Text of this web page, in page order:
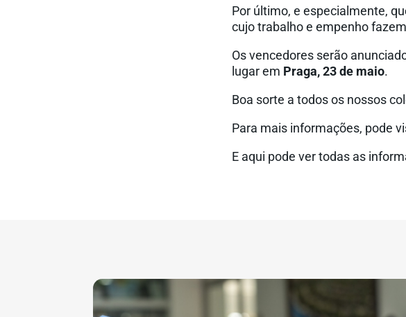
Por último, e especialmente,
cujo trabalho e empenho
Os vencedores serão
lugar em Praga, 23 de maio.
Boa sorte a todos os nossos
Para mais informações, pode
E aqui pode ver todas as